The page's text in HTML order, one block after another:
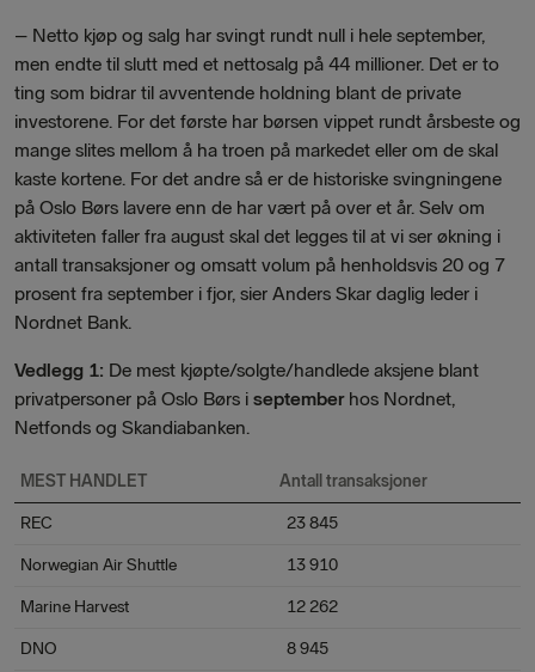
– Netto kjøp og salg har svingt rundt null i hele september,
men endte til slutt med et nettosalg på 44 millioner. Det er to
ting som bidrar til avventende holdning blant de private
investorene. For det første har børsen vippet rundt årsbeste og
mange slites mellom å ha troen på markedet eller om de skal
kaste kortene. For det andre så er de historiske svingningene
på Oslo Børs lavere enn de har vært på over et år. Selv om
aktiviteten faller fra august skal det legges til at vi ser økning i
antall transaksjoner og omsatt volum på henholdsvis 20 og 7
prosent fra september i fjor, sier Anders Skar daglig leder i
Nordnet Bank.
Vedlegg 1: De mest kjøpte/solgte/handlede aksjene blant
privatpersoner på Oslo Børs i septemberhos Nordnet,
Netfonds og Skandiabanken.
MEST HANDLET Antall transaksjoner
REC 23 845
Norwegian Air Shuttle 13 910
Marine Harvest 12 262
DNO 8 945